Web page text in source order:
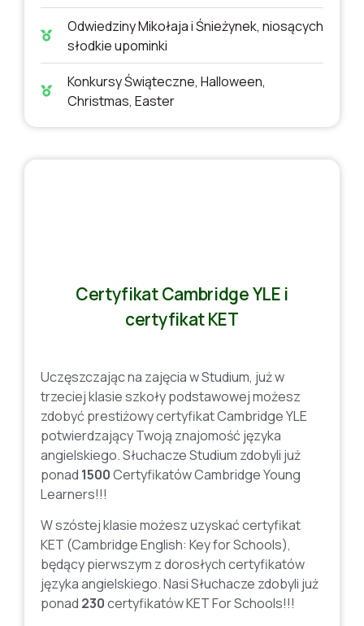
Odwiedziny Mikołaja i Śnieżynek, niosących
słodkie upominki
Konkursy Świąteczne, Halloween,
Christmas, Easter
Certyfikat Cambridge YLE i
certyfikat KET
Uczęszczając na zajęcia w Studium, już w
trzeciej klasie szkoły podstawowej możesz
zdobyć prestiżowy certyfikat Cambridge YLE
potwierdzający Twoją znajomość języka
angielskiego. Słuchacze Studium zdobyli już
ponad 1500Certyfikatów Cambridge Young
Learners!!!
W szóstej klasie możesz uzyskać certyfikat
KET (Cambridge English: Key for Schools),
będący pierwszym z dorosłych certyfikatów
języka angielskiego. Nasi Słuchacze zdobyli już
ponad 230certyfikatów KET For Schools!!!